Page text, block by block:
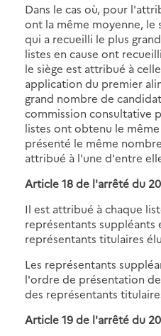
Dans le cas où, pour
ont la même moyenne, le
qui a recueilli le plus
listes en cause ont
le siège est attribué à
application du premier
grand nombre de
commission consultative
listes ont obtenu le
présenté le même
attribué à l'une d'entre
Article 18 de l'arrêté du
Il est attribué à chaque
représentants suppléants
représentants titulaires
Les représentants
l'ordre de présentation
des représentants
Article 19 de l'arrêté du